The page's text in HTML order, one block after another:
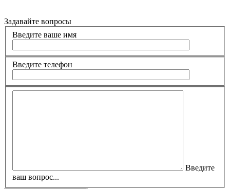
Задавайте вопросы
Введите ваше имя
Введите телефон
Введите
ваш вопрос...